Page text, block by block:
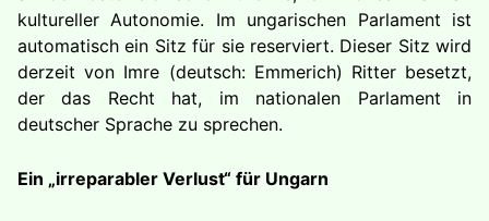
kultureller Autonomie. Im ungarischen Parlament ist
automatisch ein Sitz für sie reserviert. Dieser Sitz wird
derzeit von Imre (deutsch: Emmerich) Ritter besetzt,
der das Recht hat, im nationalen Parlament in
deutscher Sprache zu sprechen.
Ein „irreparabler Verlust“ für Ungarn